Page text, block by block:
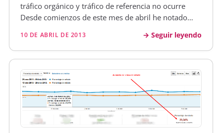
tráfico orgánico y tráfico de referencia no ocurre
Desde comienzos de este mes de abril he notado
no sabía muy bien ya que coincidía con la Semana
Santa y no es…
10 DE ABRIL DE 2013 Seguir leyendo